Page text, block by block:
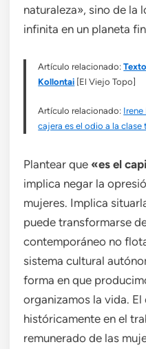
naturaleza», sino de la
infinita en un planeta
Artículo relacionado:
Kollontai [El Viejo Topo]
Artículo relacionado: Irene
cajera es el odio a la clase
Plantear que «es el
implica negar la
mujeres. Implica
puede transformarse
contemporáneo no
sistema cultural
forma en que
organizamos la vida.
históricamente en el
remunerado de las